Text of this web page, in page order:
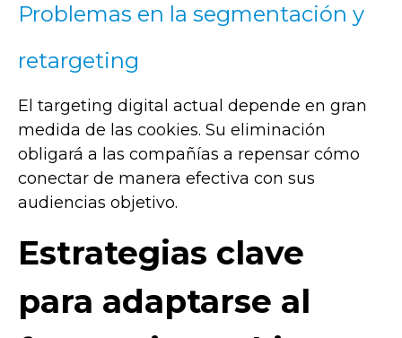
Problemas en la segmentación y
retargeting
El targeting digital actual depende en gran
medida de las cookies. Su eliminación
obligará a las compañías a repensar cómo
conectar de manera efectiva con sus
audiencias objetivo.
Estrategias clave
para adaptarse al